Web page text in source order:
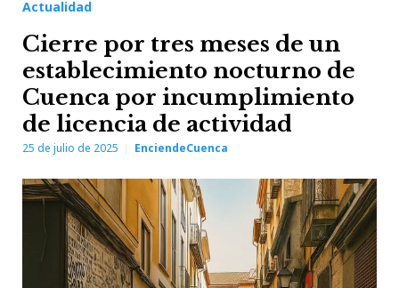
Actualidad
Cierre por tres meses de un
establecimiento nocturno de
Cuenca por incumplimiento
de licencia de actividad
25 de julio de 2025 EnciendeCuenca